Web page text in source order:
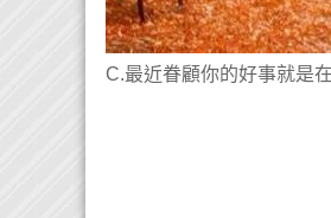
C.最近眷顧你的好事就是